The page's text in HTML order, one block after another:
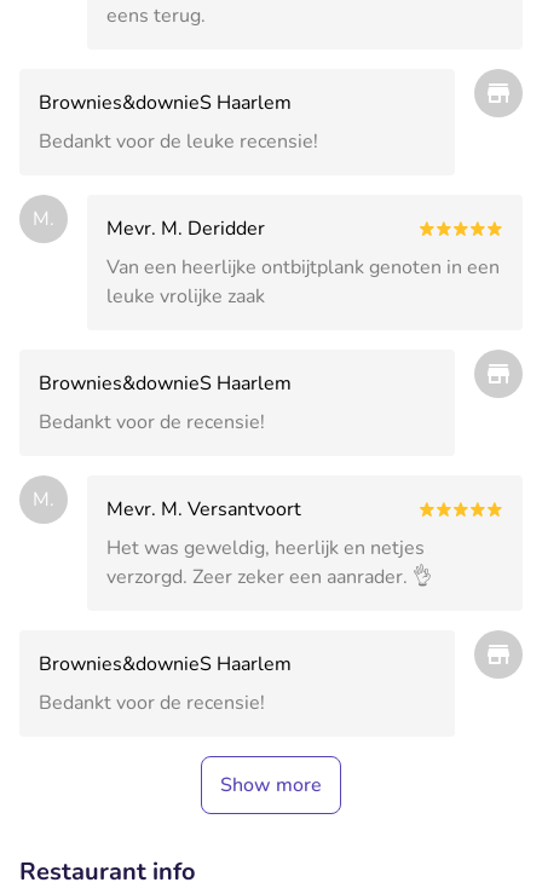
eens terug.
Brownies&downieS Haarlem
Bedankt voor de leuke recensie!
M.
Mevr. M. Deridder
Van een heerlijke ontbijtplank genoten in een
leuke vrolijke zaak
Brownies&downieS Haarlem
Bedankt voor de recensie!
M.
Mevr. M. Versantvoort
Het was geweldig, heerlijk en netjes
verzorgd. Zeer zeker een aanrader. 👌
Brownies&downieS Haarlem
Bedankt voor de recensie!
Show more
Restaurant info